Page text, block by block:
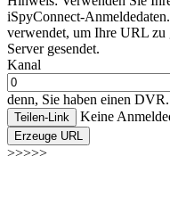
iSpyConnect-
verwendet, um Ihre URL zu
Server gesendet.
Kanal
denn, Sie haben einen DVR.
Teilen-Link Keine
Erzeuge URL
>>>>>